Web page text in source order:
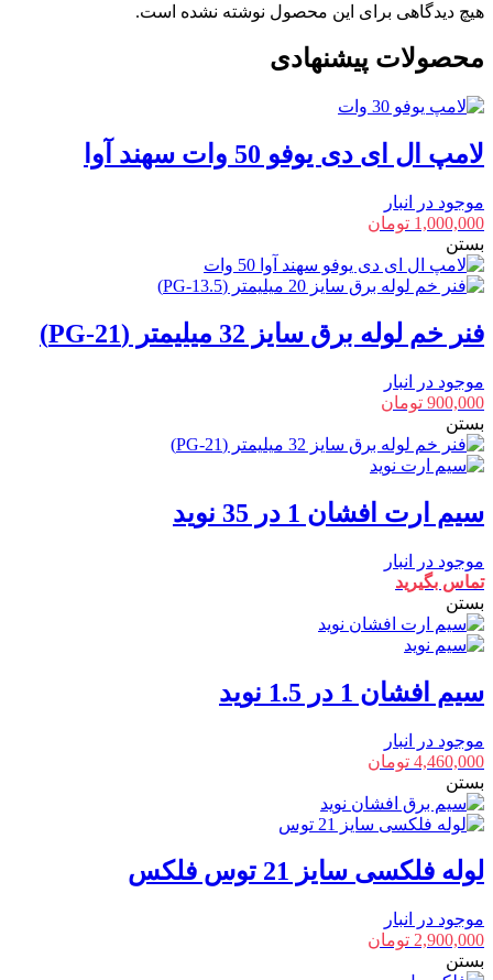
هیچ دیدگاهی برای این محصول نوشته نشده است.
محصولات پیشنهادی
لامپ ال ای دی یوفو 50 وات سهند آوا
موجود در انبار
1,000,000 تومان
بستن
فنر خم لوله برق سایز 32 میلیمتر (PG-21)
موجود در انبار
900,000 تومان
بستن
سیم ارت افشان 1 در 35 نوید
موجود در انبار
تماس بگیرید
بستن
سیم افشان 1 در 1.5 نوید
موجود در انبار
4,460,000 تومان
بستن
لوله فلکسی سایز 21 توس فلکس
موجود در انبار
2,900,000 تومان
بستن